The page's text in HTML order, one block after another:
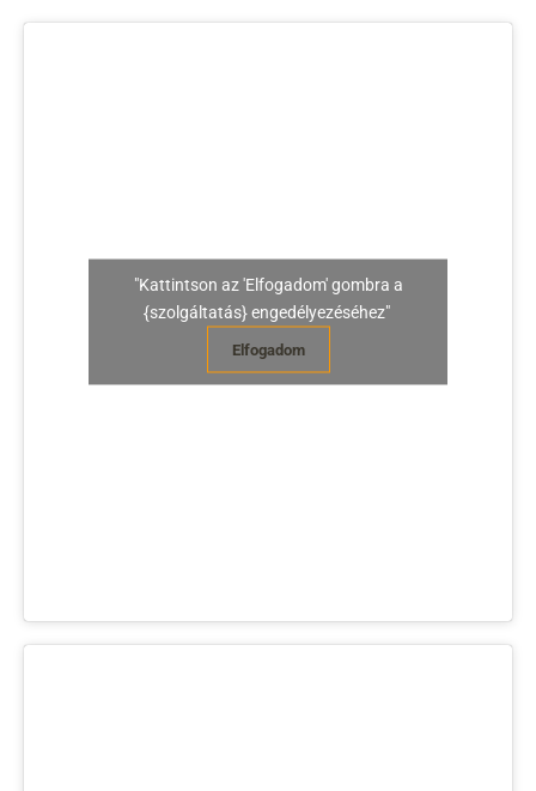
"Kattintson az 'Elfogadom' gombra a
{szolgáltatás} engedélyezéséhez"
Elfogadom